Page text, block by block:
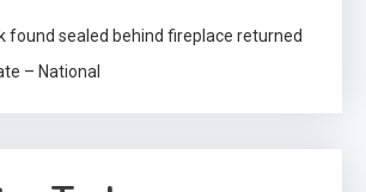
found sealed behind fireplace returned
– National